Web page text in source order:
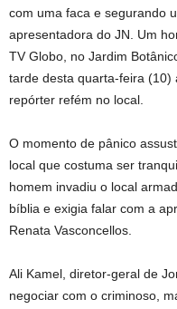
com uma faca e segurando
apresentadora do JN. Um
TV Globo, no Jardim
tarde desta quarta-feira
repórter refém no local.
O momento de pânico
local que costuma ser
homem invadiu o local
bíblia e exigia falar com a
Renata Vasconcellos.
Ali Kamel, diretor-geral de
negociar com o criminoso,